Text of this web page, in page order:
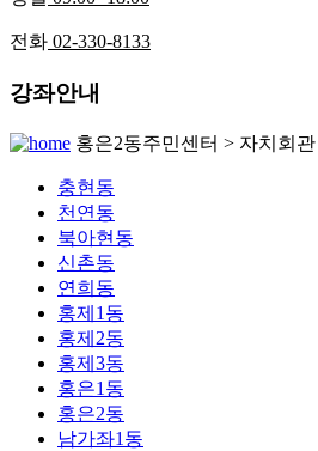
전화 02-330-8133
강좌안내
홍은2동주민센터 > 자치회관
충현동
천연동
북아현동
신촌동
연희동
홍제1동
홍제2동
홍제3동
홍은1동
홍은2동
남가좌1동